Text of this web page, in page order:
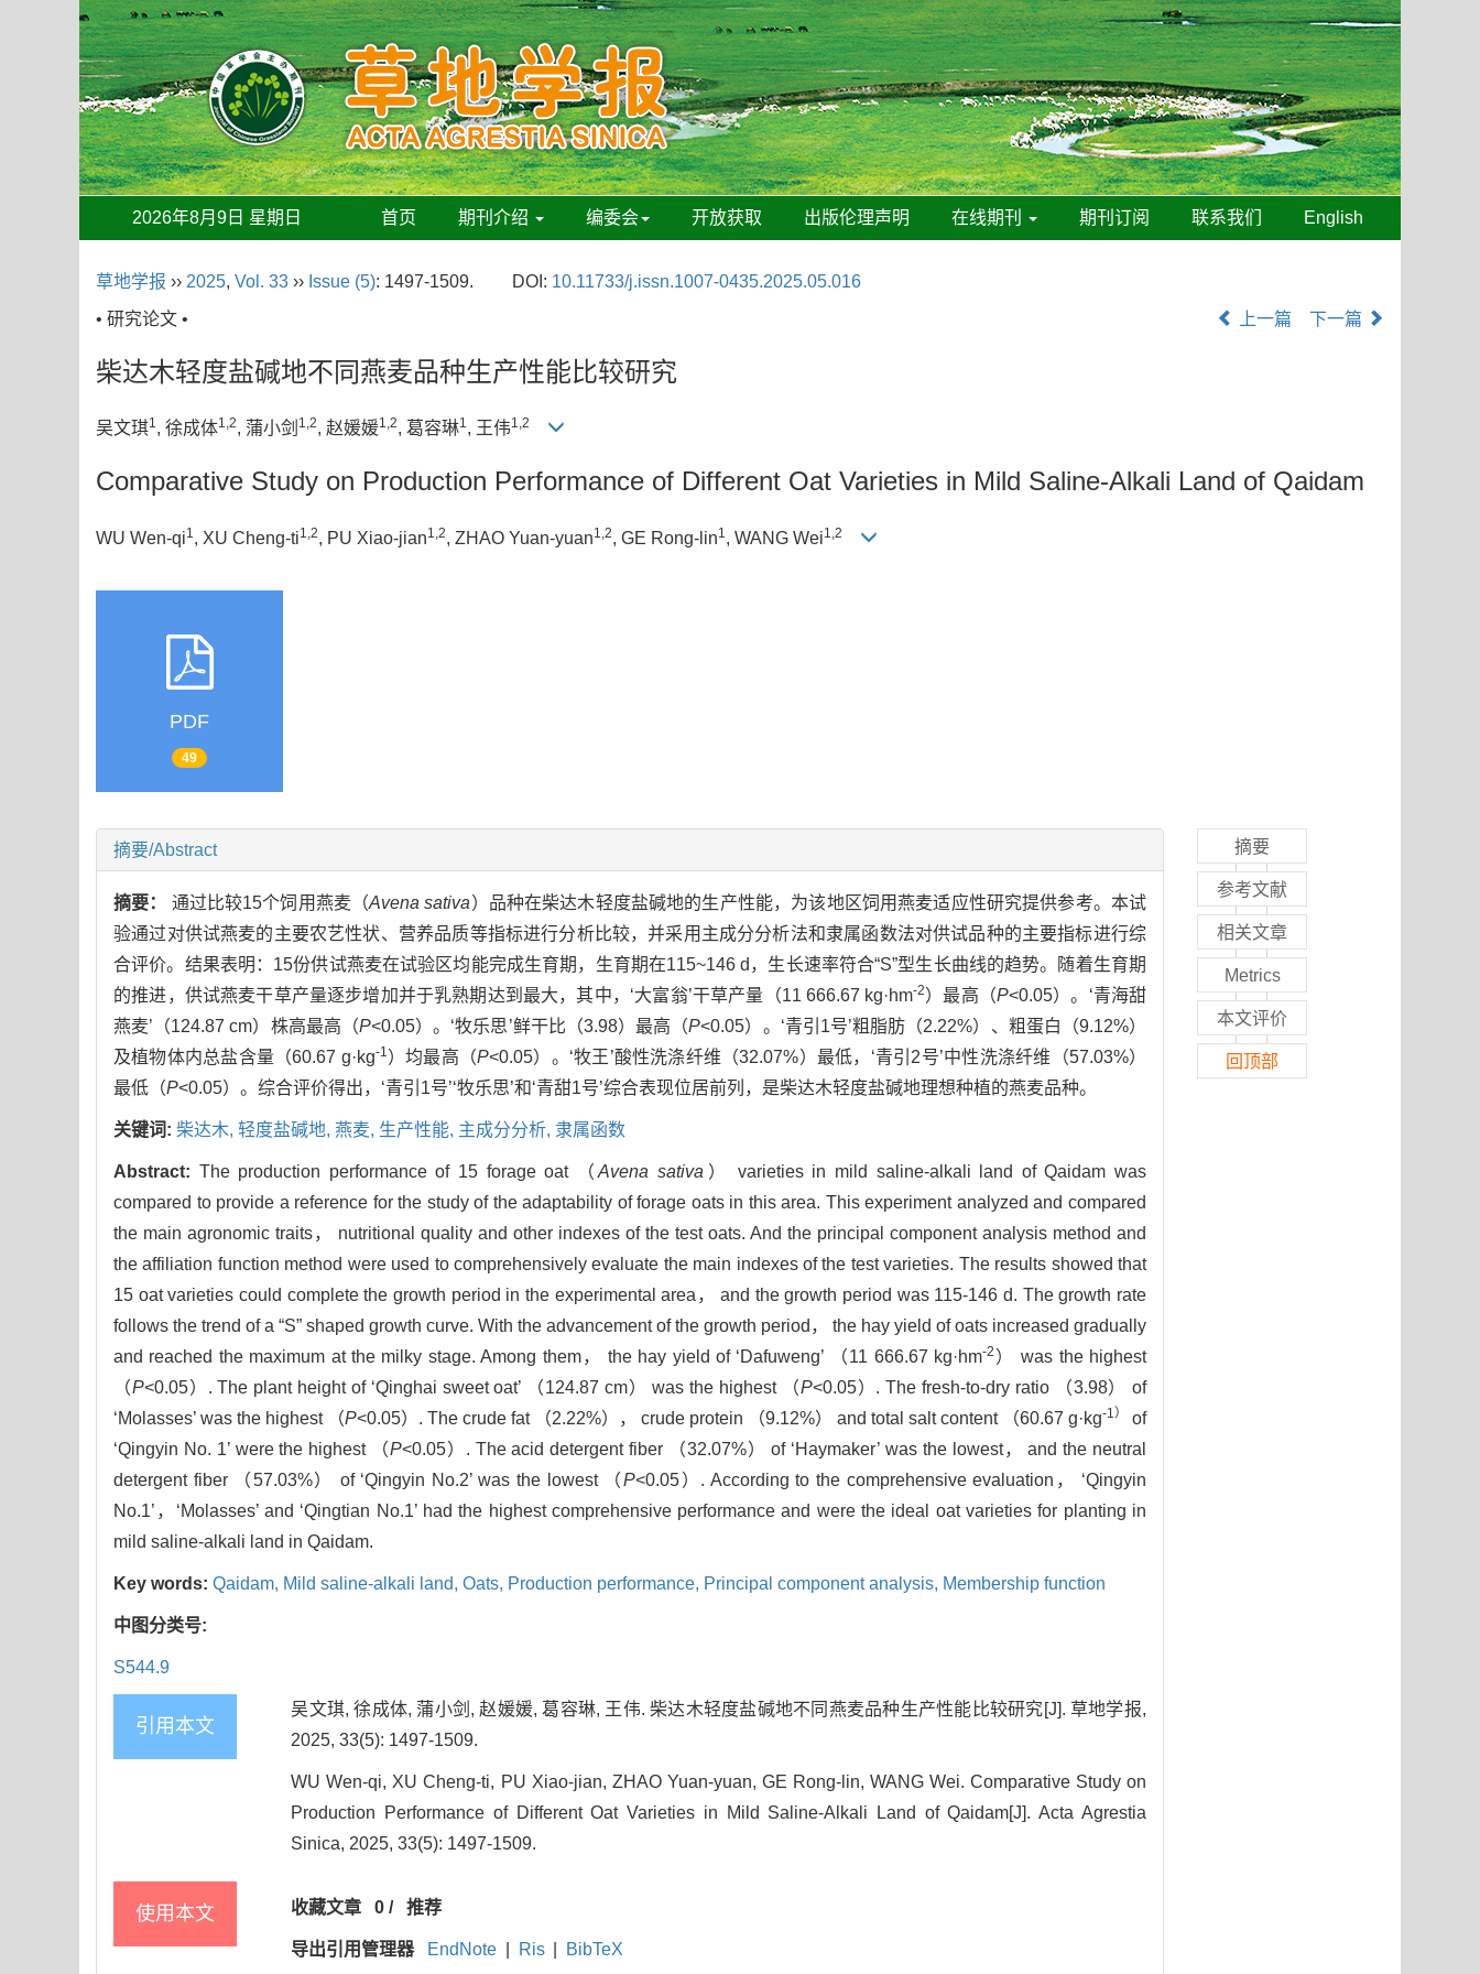
2026年8月9日 星期日 首页 期刊介绍 编委会 开放获取 出版伦理声明 在线期刊 期刊订阅 联系我们 English
草地学报 ›› 2025, Vol. 33 ›› Issue (5): 1497-1509. DOI: 10.11733/j.issn.1007-0435.2025.05.016
• 研究论文 •
上一篇 下一篇
柴达木轻度盐碱地不同燕麦品种生产性能比较研究
吴文琪1, 徐成体1,2, 蒲小剑 1,2, 赵媛媛1,2, 葛容琳1, 王伟1,2
Comparative Study on Production Performance of Different Oat Varieties in Mild Saline-Alkali Land of Qaidam
WU Wen-qi1 , XU Cheng-ti1,2, PU Xiao-jian1,2, ZHAO Yuan-yuan1,2, GE Rong-lin1 , WANG Wei1,2
PDF
49
摘要/Abstract
摘要： 通过比较15个饲用燕麦（Avena sativa）品种在柴达木轻度盐碱地的生产性能，为该地区饲用燕麦适应性研究提供参考。本试
验通过对供试燕麦的主要农艺性状、营养品质等指标进行分析比较，并采用主成分分析法和隶属函数法对供试品种的主要指标进行综
合评价。结果表明：15份供试燕麦在试验区均能完成生育期，生育期在115~146 d，生长速率符合“S”型生长曲线的趋势。随着生育期
的推进，供试燕麦干草产量逐步增加并于乳熟期达到最大，其中，‘大富翁’干草产量（11 666.67 kg·hm-2）最高（P<0.05）。‘青海甜
燕麦’（124.87 cm）株高最高（P<0.05）。‘牧乐思’鲜干比（3.98）最高（P<0.05）。‘青引1号’粗脂肪（2.22%）、粗蛋白（9.12%）
及植物体内总盐含量（60.67 g·kg-1）均最高（P<0.05）。‘牧王’酸性洗涤纤维（32.07%）最低，‘青引2号’中性洗涤纤维（57.03%）
最低（P<0.05）。综合评价得出，‘青引1号’‘牧乐思’和‘青甜1号’综合表现位居前列，是柴达木轻度盐碱地理想种植的燕麦品种。
关键词: 柴达木, 轻度盐碱地, 燕麦, 生产性能, 主成分分析, 隶属函数
Abstract: The production performance of 15 forage oat （Avena sativa ） varieties in mild saline-alkali land of Qaidam was
compared to provide a reference for the study of the adaptability of forage oats in this area. This experiment analyzed and compared
the main agronomic traits， nutritional quality and other indexes of the test oats. And the principal component analysis method and
the affiliation function method were used to comprehensively evaluate the main indexes of the test varieties. The results showed that
15 oat varieties could complete the growth period in the experimental area， and the growth period was 115-146 d. The growth rate
follows the trend of a “S” shaped growth curve. With the advancement of the growth period， the hay yield of oats increased gradually
and reached the maximum at the milky stage. Among them， the hay yield of ‘Dafuweng’ （11 666.67 kg·hm-2 ） was the highest
（P<0.05）. The plant height of ‘Qinghai sweet oat’ （124.87 cm） was the highest （P<0.05）. The fresh-to-dry ratio （3.98） of
‘Molasses’ was the highest （P<0.05）. The crude fat （2.22%）， crude protein （9.12%） and total salt content （60.67 g·kg-1）
of
‘Qingyin No. 1’ were the highest （P<0.05）. The acid detergent fiber （32.07%） of ‘Haymaker’ was the lowest， and the neutral
detergent fiber （57.03%） of ‘Qingyin No.2’ was the lowest （P<0.05）. According to the comprehensive evaluation， ‘Qingyin
No.1’，‘Molasses’ and ‘Qingtian No.1’ had the highest comprehensive performance and were the ideal oat varieties for planting in
mild saline-alkali land in Qaidam.
Key words: Qaidam, Mild saline-alkali land, Oats, Production performance, Principal component analysis, Membership function
中图分类号:
S544.9
引用本文
吴文琪, 徐成体, 蒲小剑, 赵媛媛, 葛容琳, 王伟. 柴达木轻度盐碱地不同燕麦品种生产性能比较研究[J]. 草地学报,
2025, 33(5): 1497-1509.
WU Wen-qi, XU Cheng-ti, PU Xiao-jian, ZHAO Yuan-yuan, GE Rong-lin, WANG Wei. Comparative Study on
Production Performance of Different Oat Varieties in Mild Saline-Alkali Land of Qaidam[J]. Acta Agrestia
Sinica, 2025, 33(5): 1497-1509.
使用本文 收藏文章 0 /推荐
导出引用管理器 EndNote Ris BibTeX
摘要
参考文献
相关文章
Metrics
本文评价
回顶部